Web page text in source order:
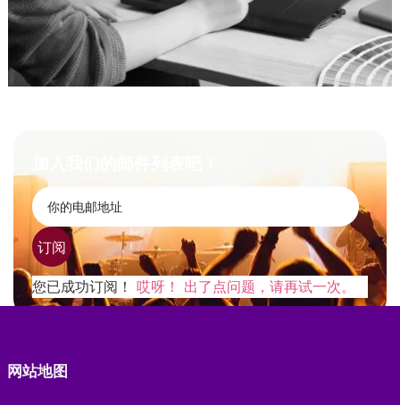
订阅
您已成功订阅！ 哎呀！ 出了点问题，请再试一次。
网站地图